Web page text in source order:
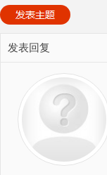
发表回复